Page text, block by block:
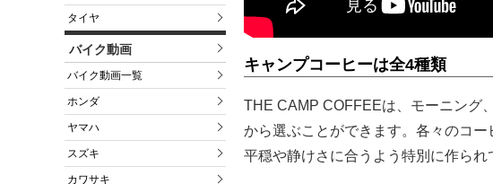
タイヤ
バイク動画
バイク動画一覧
ホンダ
ヤマハ
スズキ
カワサキ
キャンプコーヒーは全4種類
THE CAMP COFFEEは、モーニング
から選ぶことができます。各々のコ
平穏や静けさに合うよう特別に作られ